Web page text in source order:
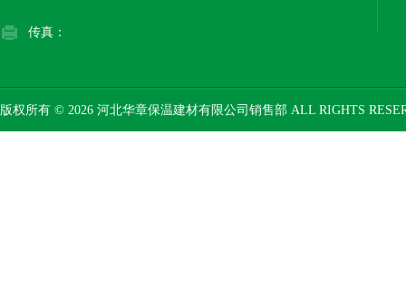
传真：
版权所有 © 2026 河北华章保温建材有限公司销售部 ALL RIGHTS